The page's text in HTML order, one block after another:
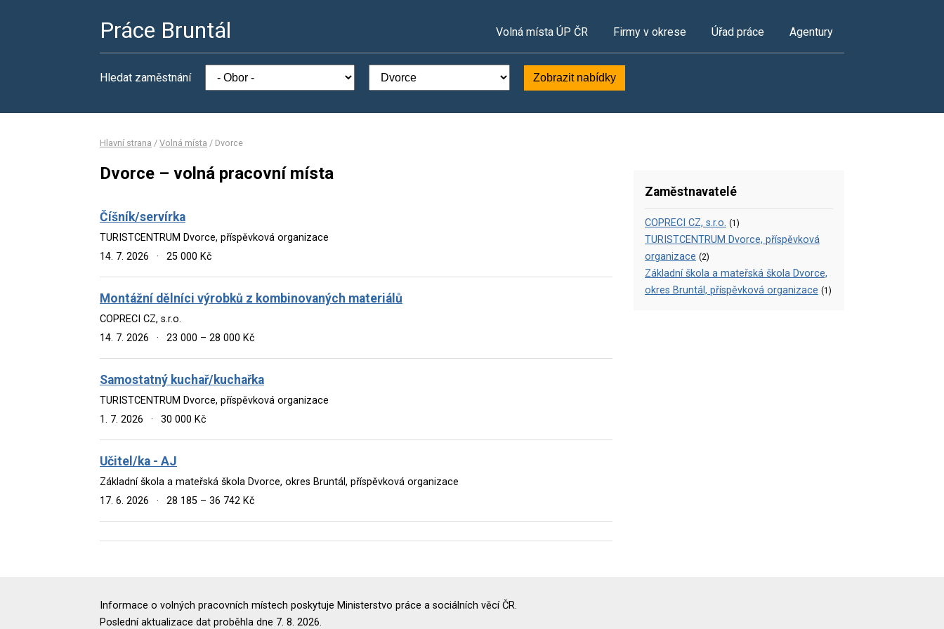
Práce Bruntál Volná místa ÚP ČR Firmy v okrese Úřad práce Agentury
Hledat zaměstnání Zobrazit nabídky
Hlavní strana / Volná místa / Dvorce
Dvorce – volná pracovní místa
Číšník/servírka
TURISTCENTRUM Dvorce, příspěvková organizace
14. 7. 2026
· 25 000 Kč
Montážní dělníci výrobků z kombinovaných materiálů
COPRECI CZ, s.r.o.
14. 7. 2026
· 23 000 – 28 000 Kč
Samostatný kuchař/kuchařka
TURISTCENTRUM Dvorce, příspěvková organizace
1. 7. 2026
· 30 000 Kč
Učitel/ka - AJ
Základní škola a mateřská škola Dvorce, okres Bruntál, příspěvková organizace
17. 6. 2026
· 28 185 – 36 742 Kč
Zaměstnavatelé
COPRECI CZ, s.r.o. (1)
TURISTCENTRUM Dvorce, příspěvková
organizace (2)
Základní škola a mateřská škola Dvorce,
okres Bruntál, příspěvková organizace (1)
Informace o volných pracovních místech poskytuje Ministerstvo práce a sociálních věcí ČR.
Poslední aktualizace dat proběhla dne 7. 8. 2026.